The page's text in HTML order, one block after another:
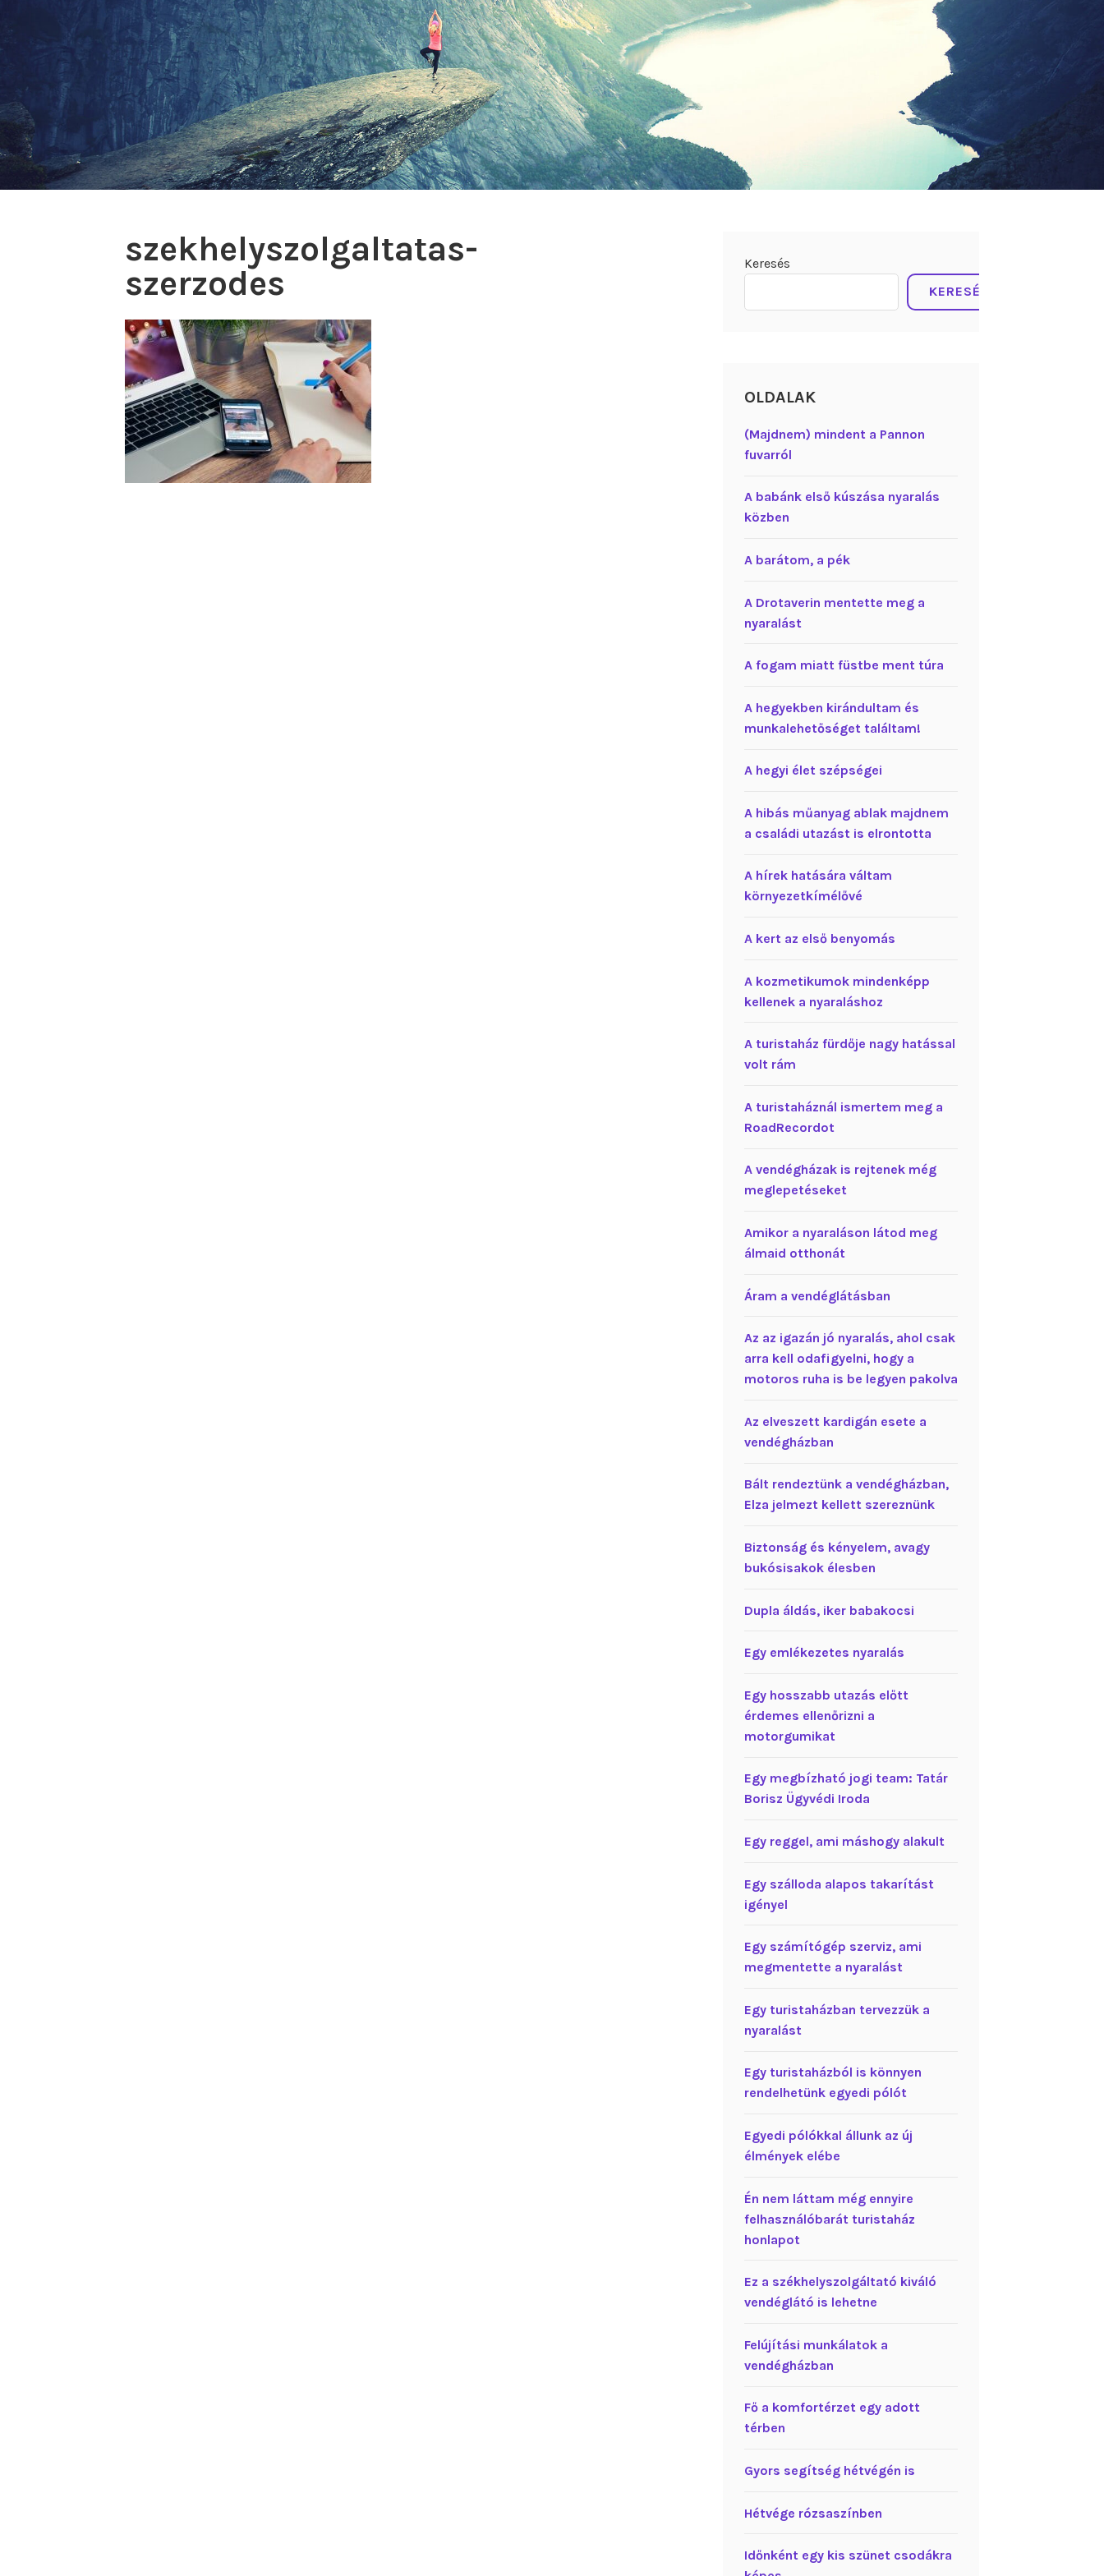
szekhelyszolgaltatas-
szerzodes
Keresés
KERESÉS
OLDALAK
(Majdnem) mindent a Pannon
fuvarról
A babánk első kúszása nyaralás
közben
A barátom, a pék
A Drotaverin mentette meg a
nyaralást
A fogam miatt füstbe ment túra
A hegyekben kirándultam és
munkalehetőséget találtam!
A hegyi élet szépségei
A hibás műanyag ablak majdnem
a családi utazást is elrontotta
A hírek hatására váltam
környezetkímélővé
A kert az első benyomás
A kozmetikumok mindenképp
kellenek a nyaraláshoz
A turistaház fürdője nagy hatással
volt rám
A turistaháznál ismertem meg a
RoadRecordot
A vendégházak is rejtenek még
meglepetéseket
Amikor a nyaraláson látod meg
álmaid otthonát
Áram a vendéglátásban
Az az igazán jó nyaralás, ahol csak
arra kell odafigyelni, hogy a
motoros ruha is be legyen pakolva
Az elveszett kardigán esete a
vendégházban
Bált rendeztünk a vendégházban,
Elza jelmezt kellett szereznünk
Biztonság és kényelem, avagy
bukósisakok élesben
Dupla áldás, iker babakocsi
Egy emlékezetes nyaralás
Egy hosszabb utazás előtt
érdemes ellenőrizni a
motorgumikat
Egy megbízható jogi team: Tatár
Borisz Ügyvédi Iroda
Egy reggel, ami máshogy alakult
Egy szálloda alapos takarítást
igényel
Egy számítógép szerviz, ami
megmentette a nyaralást
Egy turistaházban tervezzük a
nyaralást
Egy turistaházból is könnyen
rendelhetünk egyedi pólót
Egyedi pólókkal állunk az új
élmények elébe
Én nem láttam még ennyire
felhasználóbarát turistaház
honlapot
Ez a székhelyszolgáltató kiváló
vendéglátó is lehetne
Felújítási munkálatok a
vendégházban
Fő a komfortérzet egy adott
térben
Gyors segítség hétvégén is
Hétvége rózsaszínben
Időnként egy kis szünet csodákra